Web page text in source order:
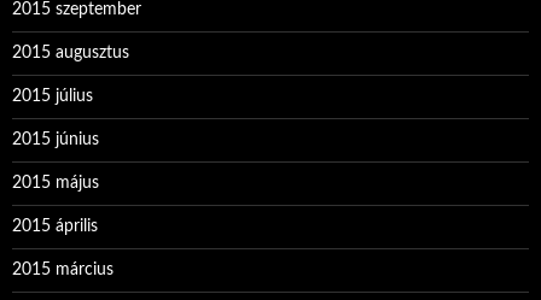
2015 szeptember
2015 augusztus
2015 július
2015 június
2015 május
2015 április
2015 március